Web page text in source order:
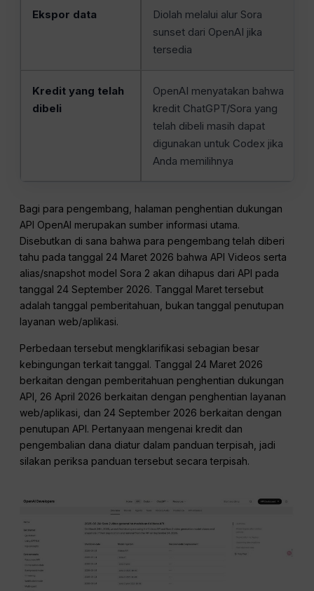
Ekspor data
Diolah melalui alur Sora
sunset dari OpenAI jika
tersedia
Kredit yang telah
dibeli
OpenAI menyatakan bahwa
kredit ChatGPT/Sora yang
telah dibeli masih dapat
digunakan untuk Codex jika
Anda memilihnya
Bagi para pengembang, halaman penghentian dukungan
API OpenAI merupakan sumber informasi utama.
Disebutkan di sana bahwa para pengembang telah diberi
tahu pada tanggal 24 Maret 2026 bahwa API Videos serta
alias/snapshot model Sora 2 akan dihapus dari API pada
tanggal 24 September 2026. Tanggal Maret tersebut
adalah tanggal pemberitahuan, bukan tanggal penutupan
layanan web/aplikasi.
Perbedaan tersebut mengklarifikasi sebagian besar
kebingungan terkait tanggal. Tanggal 24 Maret 2026
berkaitan dengan pemberitahuan penghentian dukungan
API, 26 April 2026 berkaitan dengan penghentian layanan
web/aplikasi, dan 24 September 2026 berkaitan dengan
penutupan API. Pertanyaan mengenai kredit dan
pengembalian dana diatur dalam panduan terpisah, jadi
silakan periksa panduan tersebut secara terpisah.